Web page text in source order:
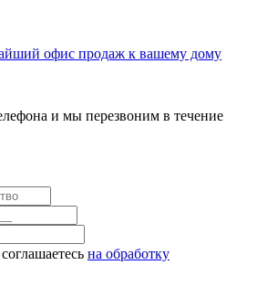
офис продаж к вашему дому
и мы перезвоним в течение
на обработку